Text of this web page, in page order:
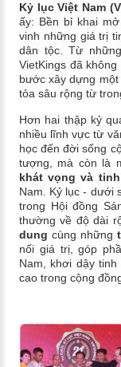
Kỷ lục Việt Nam
ấy: Bền bỉ khai
vinh những giá trị
dân tộc. Từ
VietKings đã
bước xây dựng
tỏa sâu rộng từ
Hơn hai thập kỷ
nhiều lĩnh vực từ
học đến đời sống
tượng, mà còn là
khát vọng và
Nam. Kỷ lục - dưới
trong Hội đồng
thường về độ dài
dung cùng những
nối giá trị, góp
Nam, khơi dậy
cao trong cộng